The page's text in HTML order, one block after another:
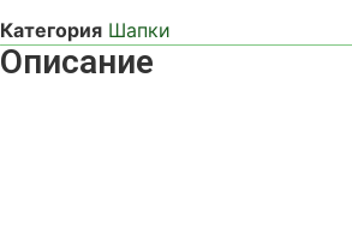
Категория Шапки
Описание